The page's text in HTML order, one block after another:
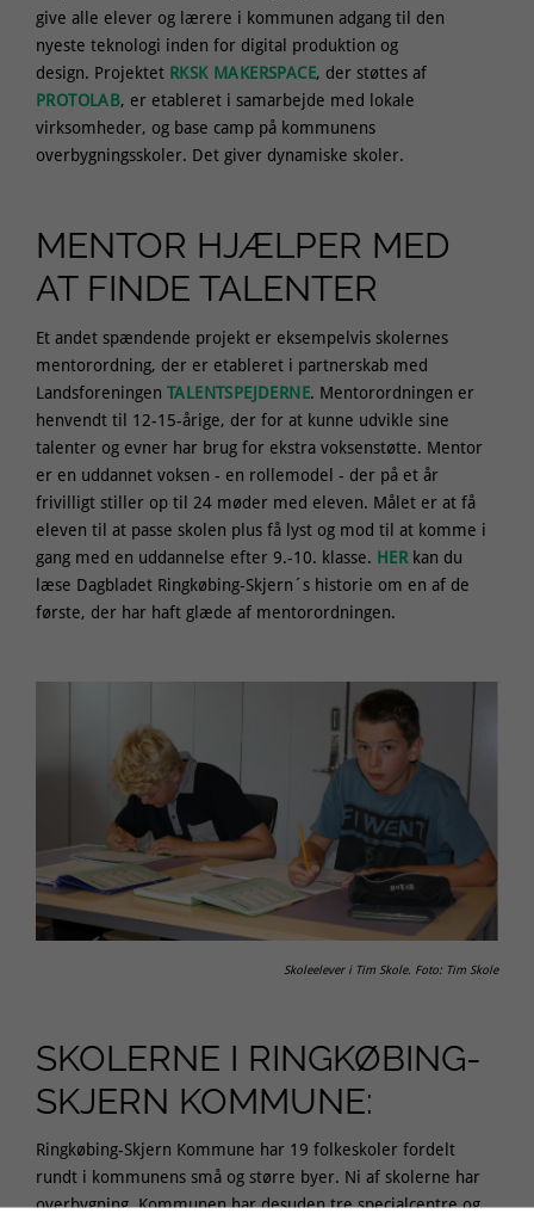
give alle elever og lærere i kommunen adgang til den
nyeste teknologi inden for digital produktion og
design. Projektet RKSK MAKERSPACE, der støttes af
PROTOLAB, er etableret i samarbejde med lokale
virksomheder, og base camp på kommunens
overbygningsskoler. Det giver dynamiske skoler.
MENTOR HJÆLPER MED
AT FINDE TALENTER
Et andet spændende projekt er eksempelvis skolernes
mentorordning, der er etableret i partnerskab med
Landsforeningen TALENTSPEJDERNE. Mentorordningen er
henvendt til 12-15-årige, der for at kunne udvikle sine
talenter og evner har brug for ekstra voksenstøtte. Mentor
er en uddannet voksen - en rollemodel - der på et år
frivilligt stiller op til 24 møder med eleven. Målet er at få
eleven til at passe skolen plus få lyst og mod til at komme i
gang med en uddannelse efter 9.-10. klasse. HER kan du
læse Dagbladet Ringkøbing-Skjern´s historie om en af de
første, der har haft glæde af mentorordningen.
Skoleelever i Tim Skole. Foto: Tim Skole
SKOLERNE I RINGKØBING-
SKJERN KOMMUNE:
Ringkøbing-Skjern Kommune har 19 folkeskoler fordelt
rundt i kommunens små og større byer. Ni af skolerne har
overbygning. Kommunen har desuden tre specialcentre og